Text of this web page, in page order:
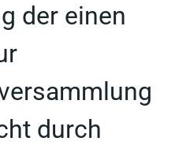
der einen
durch